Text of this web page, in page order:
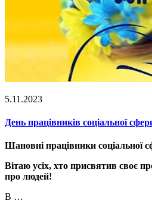
5.11.2023
День працівників соціальної
Шановні працівники соціальної
Вітаю усіх, хто присвятив своє
про людей!
В …